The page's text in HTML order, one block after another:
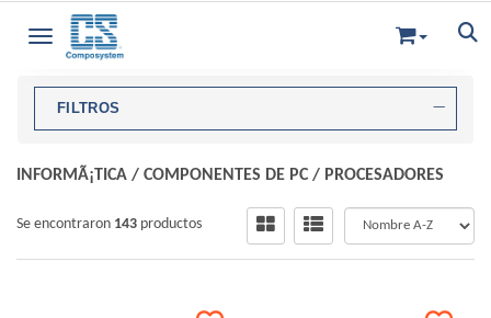
Toggle navigation
FILTROS
INFORMÃ¡TICA / COMPONENTES DE PC / PROCESADORES
Se encontraron 143 productos